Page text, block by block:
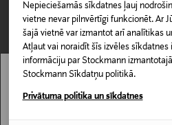
Nepieciešamās sīkdatnes ļauj
vietne nevar pilnvērtīgi funkcionēt. Ar
šajā vietnē var izmantot arī analītikas
Atļaut vai noraidīt šīs izvēles
informāciju par Stockmann
Stockmann Sīkdatņu politikā.
Privātuma politika un sīkdatnes
Iepakojuma izmērs
150 ml
Kategorija
Vartalovoide
atvērts. Aizzīmogotiem kosmētikas
kas tiek atdoti atpakaļ, ir jābūt to
iepakojumā.
PREČU ATGRIEŠANAS POLITIKA
Stockmann nav pieejams